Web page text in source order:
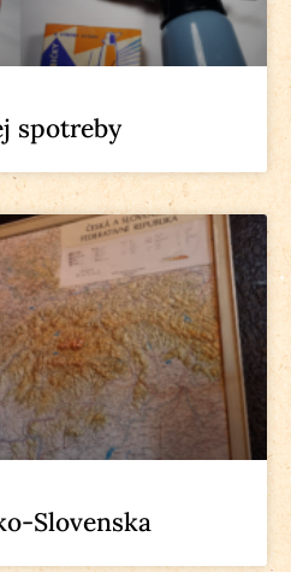
spotreby
Slovenska